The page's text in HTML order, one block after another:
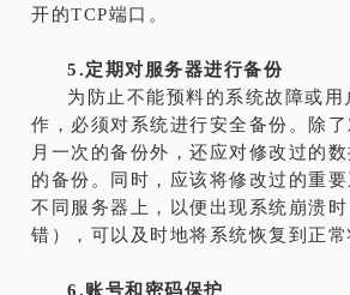
开的TCP端口。
5.定期对服务器进行备份
为防止不能预料的系统故障或
作，必须对系统进行安全备份。除
月一次的备份外，还应对修改过的
的备份。同时，应该将修改过的重
不同服务器上，以便出现系统崩溃
错），可以及时地将系统恢复到正常
6.账号和密码保护